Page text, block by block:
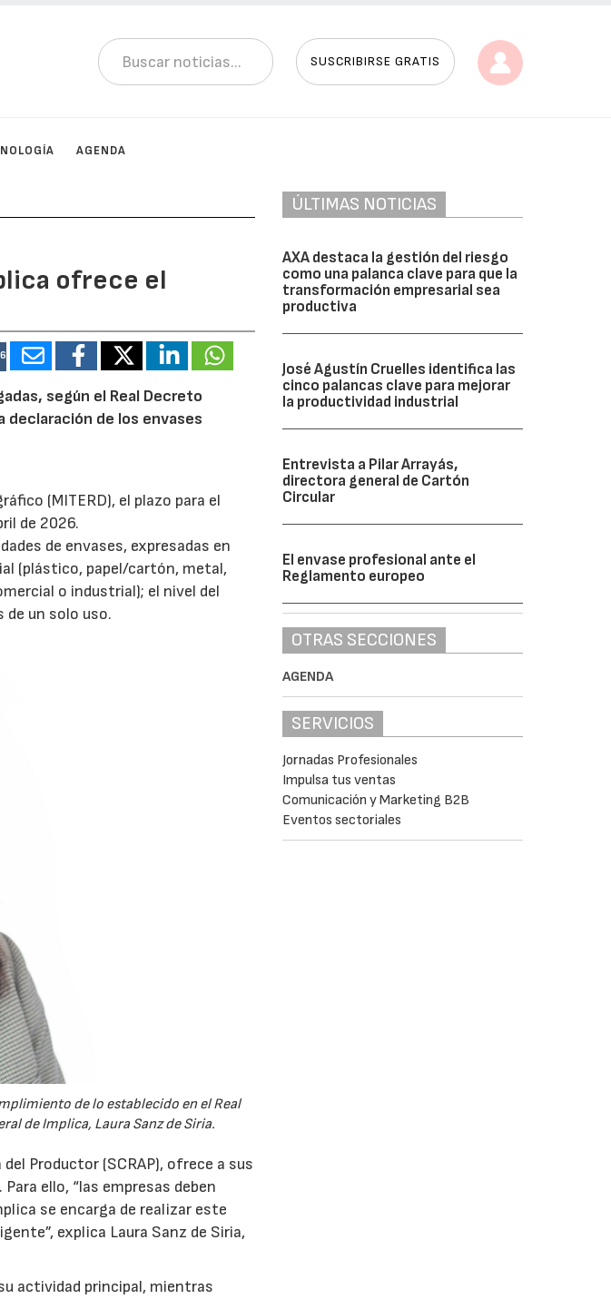
SUSCRIBIRSE GRATIS
AGENDA
ofrece el
según el Real Decreto
declaración de los envases
(MITERD), el plazo para el
de 2026.
de envases, expresadas en
(plástico, papel/cartón, metal,
o industrial); el nivel del
un solo uso.
de lo establecido en el Real
de Implica, Laura Sanz de Siria.
Productor (SCRAP), ofrece a sus
ello, “las empresas deben
se encarga de realizar este
explica Laura Sanz de Siria,
actividad principal, mientras
ÚLTIMAS NOTICIAS
AXA destaca la gestión del riesgo
como una palanca clave para que la
transformación empresarial sea
productiva
José Agustín Cruelles identifica las
cinco palancas clave para mejorar
la productividad industrial
Entrevista a Pilar Arrayás,
directora general de Cartón
Circular
El envase profesional ante el
Reglamento europeo
OTRAS SECCIONES
AGENDA
SERVICIOS
Jornadas Profesionales
Impulsa tus ventas
Comunicación y Marketing B2B
Eventos sectoriales